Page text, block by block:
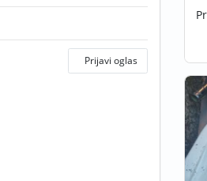
Prijavi oglas